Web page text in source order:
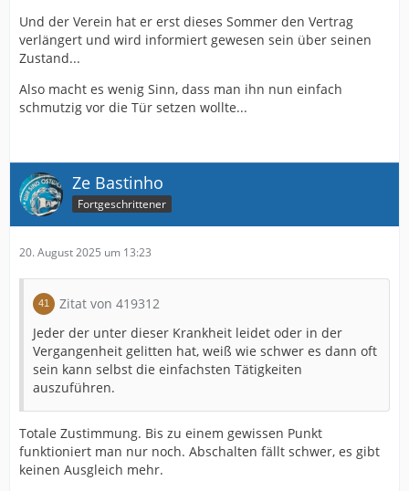
Und der Verein hat er erst dieses Sommer den Vertrag
verlängert und wird informiert gewesen sein über seinen
Zustand...
Also macht es wenig Sinn, dass man ihn nun einfach
schmutzig vor die Tür setzen wollte...
Ze Bastinho
Fortgeschrittener
20. August 2025 um 13:23
Zitat von 419312
Jeder der unter dieser Krankheit leidet oder in der
Vergangenheit gelitten hat, weiß wie schwer es dann oft
sein kann selbst die einfachsten Tätigkeiten
auszuführen.
Totale Zustimmung. Bis zu einem gewissen Punkt
funktioniert man nur noch. Abschalten fällt schwer, es gibt
keinen Ausgleich mehr.